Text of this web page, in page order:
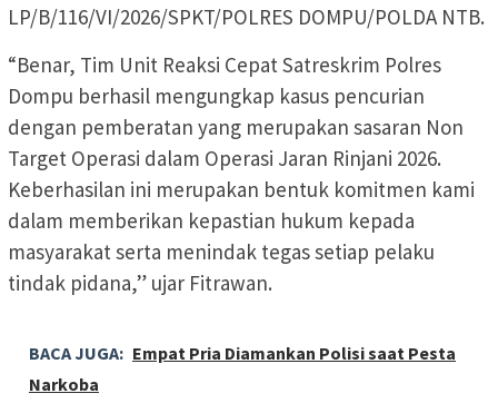
LP/B/116/VI/2026/SPKT/POLRES DOMPU/POLDA NTB.
“Benar, Tim Unit Reaksi Cepat Satreskrim Polres
Dompu berhasil mengungkap kasus pencurian
dengan pemberatan yang merupakan sasaran Non
Target Operasi dalam Operasi Jaran Rinjani 2026.
Keberhasilan ini merupakan bentuk komitmen kami
dalam memberikan kepastian hukum kepada
masyarakat serta menindak tegas setiap pelaku
tindak pidana,” ujar Fitrawan.
BACA JUGA: Empat Pria Diamankan Polisi saat Pesta
Narkoba